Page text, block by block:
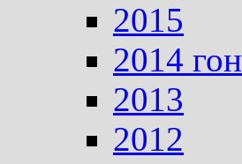
2015
2014
2013
2012